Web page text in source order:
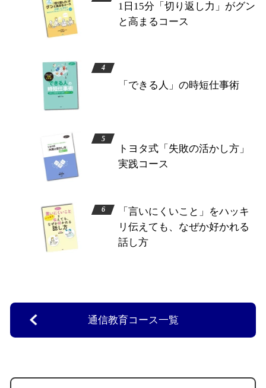
1日15分「切り返し力」がグン
と高まるコース
「できる人」の時短仕事術
トヨタ式「失敗の活かし方」
実践コース
「言いにくいこと」をハッキ
リ伝えても、なぜか好かれる
話し方
通信教育コース一覧